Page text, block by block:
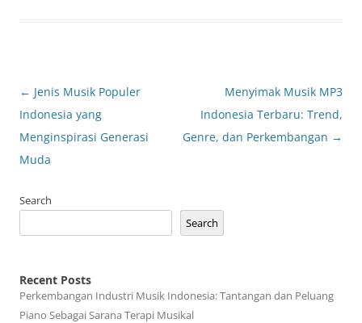
Post
navigation
← Jenis Musik Populer
Indonesia yang
Menginspirasi Generasi
Muda
Menyimak Musik MP3
Indonesia Terbaru: Trend,
Genre, dan Perkembangan →
Search
Search
Recent Posts
Perkembangan Industri Musik Indonesia: Tantangan dan Peluang
Piano Sebagai Sarana Terapi Musikal